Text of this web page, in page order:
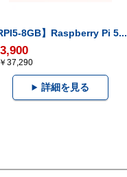
RPI5-8GB】Raspberry Pi 5...
37,290
詳細を見る